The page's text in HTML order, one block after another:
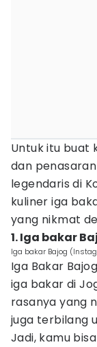
Untuk itu buat
dan
legendaris di
kuliner iga
yang nikmat
1. Iga bakar
Iga bakar Bajog
Iga Bakar
iga bakar di
rasanya yang
juga terbilang
Jadi, kamu